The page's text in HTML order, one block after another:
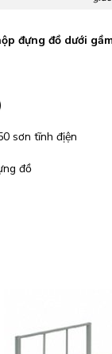
đựng đồ dưới
sơn tĩnh địện
đồ